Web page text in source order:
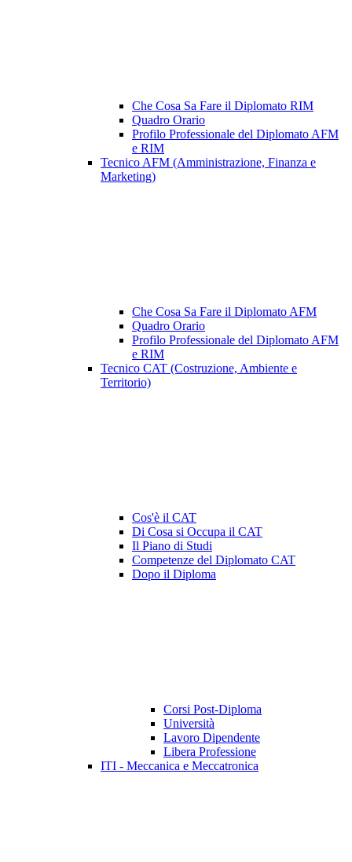
Che Cosa Sa Fare il Diplomato RIM
Quadro Orario
Profilo Professionale del Diplomato AFM
e RIM
Tecnico AFM (Amministrazione, Finanza e
Marketing)
Che Cosa Sa Fare il Diplomato AFM
Quadro Orario
Profilo Professionale del Diplomato AFM
e RIM
Tecnico CAT (Costruzione, Ambiente e
Territorio)
Cos'è il CAT
Di Cosa si Occupa il CAT
Il Piano di Studi
Competenze del Diplomato CAT
Dopo il Diploma
Corsi Post-Diploma
Università
Lavoro Dipendente
Libera Professione
ITI - Meccanica e Meccatronica